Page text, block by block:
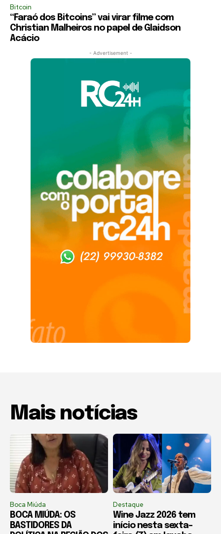
Bitcoin
“Faraó dos Bitcoins” vai virar filme com
Christian Malheiros no papel de Glaidson
Acácio
- Advertisement -
Mais notícias
Boca Miúda
BOCA MIÚDA: OS
BASTIDORES DA
Destaque
Wine Jazz 2026 tem
início nesta sexta-